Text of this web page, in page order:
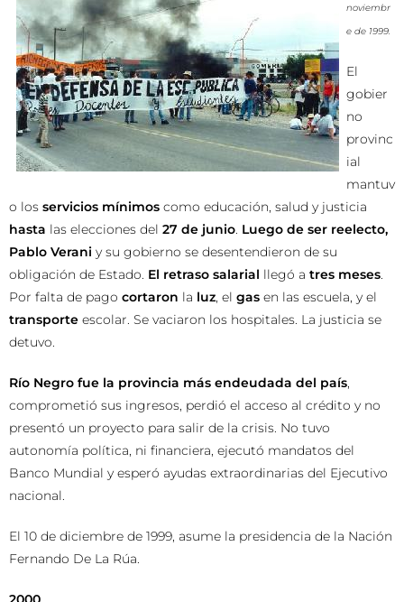
noviembr
e de 1999.
El
gobier
no
provinc
ial
mantuv
o los servicios mínimos como educación, salud y justicia
hasta las elecciones del 27 de junio. Luego de ser reelecto,
Pablo Verani y su gobierno se desentendieron de su
obligación de Estado. El retraso salarial llegó a tres meses.
Por falta de pago cortaron la luz, el gas en las escuela, y el
transporte escolar. Se vaciaron los hospitales. La justicia se
detuvo.
Río Negro fue la provincia más endeudada del país,
comprometió sus ingresos, perdió el acceso al crédito y no
presentó un proyecto para salir de la crisis. No tuvo
autonomía política, ni financiera, ejecutó mandatos del
Banco Mundial y esperó ayudas extraordinarias del Ejecutivo
nacional.
El 10 de diciembre de 1999, asume la presidencia de la Nación
Fernando De La Rúa.